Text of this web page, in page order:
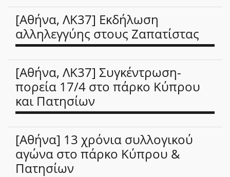
[Αθήνα, ΛΚ37] Εκδήλωση
αλληλεγγύης στους Ζαπατίστας
[Αθήνα, ΛΚ37] Συγκέντρωση-
πορεία 17/4 στο πάρκο Κύπρου
και Πατησίων
[Αθήνα] 13 χρόνια συλλογικού
αγώνα στο πάρκο Κύπρου &
Πατησίων